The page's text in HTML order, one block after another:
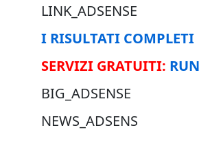
LINK_ADSENSE
I RISULTATI COMPLETI
SERVIZI GRATUITI:
BIG_ADSENSE
NEWS_ADSENS